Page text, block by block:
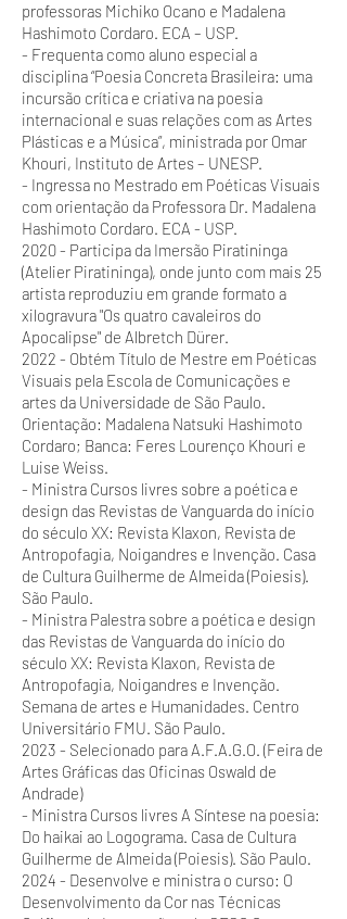
professoras Michiko Ocano e Madalena
Hashimoto Cordaro. ECA – USP.
- Frequenta como aluno especial a
disciplina “Poesia Concreta Brasileira: uma
incursão crítica e criativa na poesia
internacional e suas relações com as Artes
Plásticas e a Música”, ministrada por Omar
Khouri, Instituto de Artes – UNESP.
- Ingressa no Mestrado em Poéticas Visuais
com orientação da Professora Dr. Madalena
Hashimoto Cordaro. ECA - USP.
2020 - Participa da Imersão Piratininga
(Atelier Piratininga), onde junto com mais 25
artista reproduziu em grande formato a
xilogravura "Os quatro cavaleiros do
Apocalipse" de Albretch Dürer.
2022 - Obtém Título de Mestre em Poéticas
Visuais pela Escola de Comunicações e
artes da Universidade de São Paulo.
Orientação: Madalena Natsuki Hashimoto
Cordaro; Banca: Feres Lourenço Khouri e
Luise Weiss.
- Ministra Cursos livres sobre a poética e
design das Revistas de Vanguarda do início
do século XX: Revista Klaxon, Revista de
Antropofagia, Noigandres e Invenção. Casa
de Cultura Guilherme de Almeida (Poiesis).
São Paulo.
- Ministra Palestra sobre a poética e design
das Revistas de Vanguarda do início do
século XX: Revista Klaxon, Revista de
Antropofagia, Noigandres e Invenção.
Semana de artes e Humanidades. Centro
Universitário FMU. São Paulo.
2023 - Selecionado para A.F.A.G.O. (Feira de
Artes Gráficas das Oficinas Oswald de
Andrade)
- Ministra Cursos livres A Síntese na poesia:
Do haikai ao Logograma. Casa de Cultura
Guilherme de Almeida (Poiesis). São Paulo.
2024 - Desenvolve e ministra o curso: O
Desenvolvimento da Cor nas Técnicas